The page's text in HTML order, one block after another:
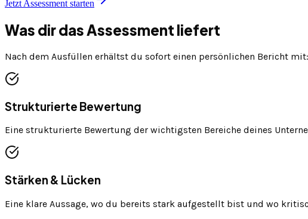
Jetzt Assessment starten
Was dir das Assessment liefert
Nach dem Ausfüllen erhältst du sofort einen persönlichen Bericht mit:
Strukturierte Bewertung
Eine strukturierte Bewertung der wichtigsten Bereiche deines
Stärken & Lücken
Eine klare Aussage, wo du bereits stark aufgestellt bist und wo